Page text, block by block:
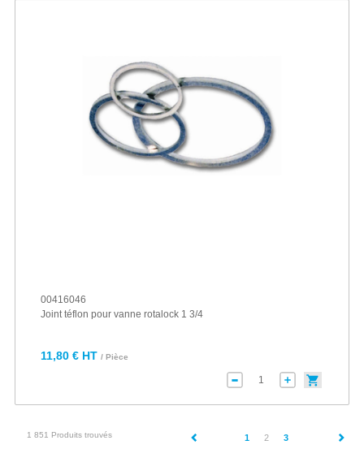
00416046
Joint téflon pour vanne rotalock 1 3/4
11,80 € HT / Pièce
1 851 Produits trouvés 1 2(current)
3